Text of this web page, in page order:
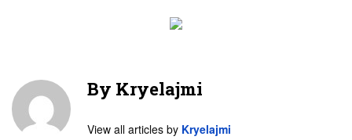
By Kryelajmi
View all articles by Kryelajmi